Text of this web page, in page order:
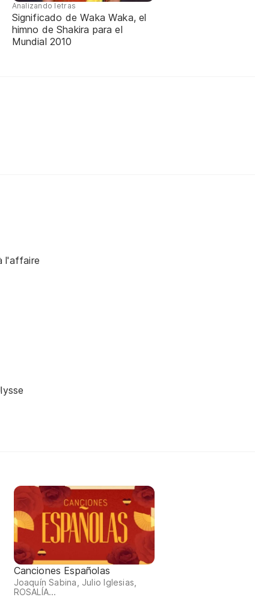
Analizando letras
Significado de Waka Waka, el
himno de Shakira para el
Mundial 2010
l'affaire
Canciones Españolas
Joaquín Sabina, Julio Iglesias,
ROSALÍA...